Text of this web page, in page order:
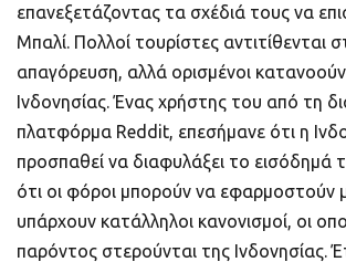
επανεξετάζοντας τα σχέδιά τους να
Μπαλί. Πολλοί τουρίστες αντιτίθενται
απαγόρευση, αλλά ορισμένοι
Ινδονησίας. Ένας χρήστης του από τη
πλατφόρμα Reddit, επεσήμανε ότι η
προσπαθεί να διαφυλάξει το εισόδημά
ότι οι φόροι μπορούν να εφαρμοστούν
υπάρχουν κατάλληλοι κανονισμοί, οι
παρόντος στερούνται της Ινδονησίας.